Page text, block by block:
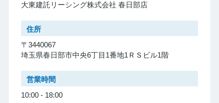
大東建託リーシング株式会社 春日部店
住所
〒3440067
埼玉県春日部市中央6丁目1番地1ＲＳビル1階
営業時間
10:00 - 18:00